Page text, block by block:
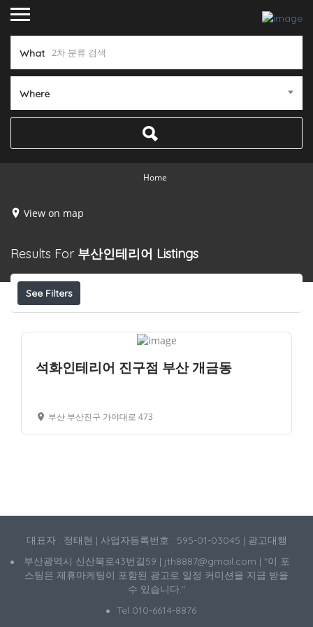
What
Where
Home
View on map
Results For 부산인테리어 Listings
See Filters
석화인테리어 진구점 부산 개금동
부산 부산진구 가야대로 473
대표자 : 정태현 | 사업자등록번호 : 595-01-03045 | 광고대행
부산광역시 신산북로43번길59 | jth8887@gmail.com | "이 포
스팅은 제휴마케팅이 포함된 광고로 일정 커미션을 지급 받을
수 있습니다."
Tel 010-6614-8876